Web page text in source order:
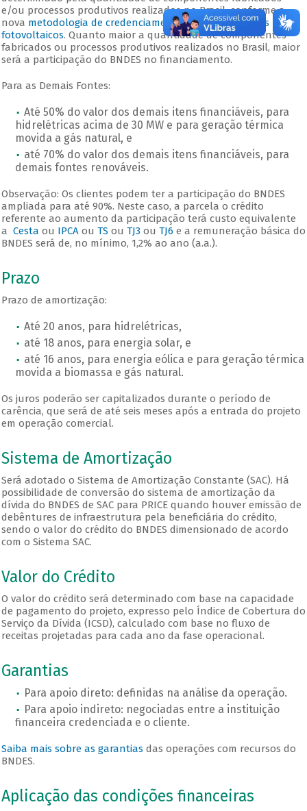
e/ou processos produtivos realizados no Brasil, conforme a
nova metodologia de credenciamento de equipamentos
fotovoltaicos. Quanto maior a quantidade de componentes
fabricados ou processos produtivos realizados no Brasil, maior
será a participação do BNDES no financiamento.
Para as Demais Fontes:
Até 50% do valor dos demais itens financiáveis, para
hidrelétricas acima de 30 MW e para geração térmica
movida a gás natural, e
até 70% do valor dos demais itens financiáveis, para
demais fontes renováveis.
Observação: Os clientes podem ter a participação do BNDES
ampliada para até 90%. Neste caso, a parcela o crédito
referente ao aumento da participação terá custo equivalente
a Cesta ou IPCA ou TS ou TJ3 ou TJ6 e a remuneração básica do
BNDES será de, no mínimo, 1,2% ao ano (a.a.).
Prazo
Prazo de amortização:
Até 20 anos, para hidrelétricas,
até 18 anos, para energia solar, e
até 16 anos, para energia eólica e para geração térmica
movida a biomassa e gás natural.
Os juros poderão ser capitalizados durante o período de
carência, que será de até seis meses após a entrada do projeto
em operação comercial.
Sistema de Amortização
Será adotado o Sistema de Amortização Constante (SAC). Há
possibilidade de conversão do sistema de amortização da
dívida do BNDES de SAC para PRICE quando houver emissão de
debêntures de infraestrutura pela beneficiária do crédito,
sendo o valor do crédito do BNDES dimensionado de acordo
com o Sistema SAC.
Valor do Crédito
O valor do crédito será determinado com base na capacidade
de pagamento do projeto, expresso pelo Índice de Cobertura do
Serviço da Dívida (ICSD), calculado com base no fluxo de
receitas projetadas para cada ano da fase operacional.
Garantias
Para apoio direto: definidas na análise da operação.
Para apoio indireto: negociadas entre a instituição
financeira credenciada e o cliente.
Saiba mais sobre as garantias das operações com recursos do
BNDES.
Aplicação das condições financeiras